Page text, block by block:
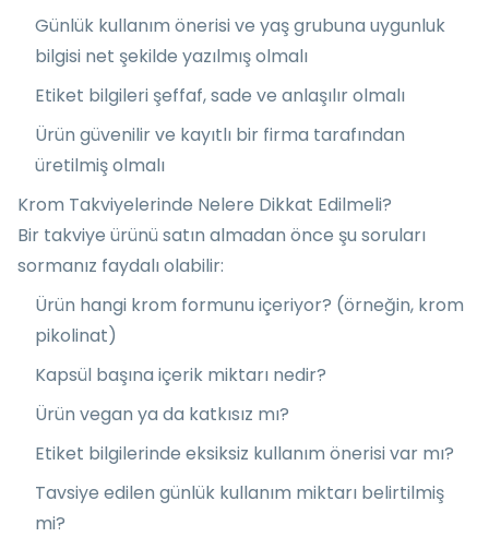
Günlük kullanım önerisi ve yaş grubuna uygunluk
bilgisi net şekilde yazılmış olmalı
Etiket bilgileri şeffaf, sade ve anlaşılır olmalı
Ürün güvenilir ve kayıtlı bir firma tarafından
üretilmiş olmalı
Krom Takviyelerinde Nelere Dikkat Edilmeli?
Bir takviye ürünü satın almadan önce şu soruları
sormanız faydalı olabilir:
Ürün hangi krom formunu içeriyor? (örneğin, krom
pikolinat)
Kapsül başına içerik miktarı nedir?
Ürün vegan ya da katkısız mı?
Etiket bilgilerinde eksiksiz kullanım önerisi var mı?
Tavsiye edilen günlük kullanım miktarı belirtilmiş
mi?